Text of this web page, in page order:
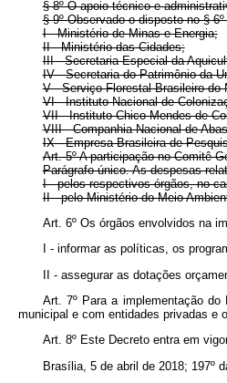
§ 8º O apoio técnico e
§ 9º Observado o disposto no §
I - Ministério de Minas e Energia;
II - Ministério das Cidades;
III - Secretaria Especial da
IV - Secretaria do Patrimônio da
V - Serviço Florestal Brasileiro do
VI - Instituto Nacional de
VII - Instituto Chico Mendes de
VIII - Companhia Nacional de
IX - Empresa Brasileira de
Art. 5º A participação no Comitê
Parágrafo único. As despesas
I - pelos respectivos órgãos, no
II - pelo Ministério do Meio
Art. 6º Os órgãos envolvidos na
I - informar as políticas, os
II - assegurar as dotações
Art. 7º Para a implementação
municipal e com entidades privadas e
Art. 8º Este Decreto entra em
Brasília, 5 de abril de 2018; 197º